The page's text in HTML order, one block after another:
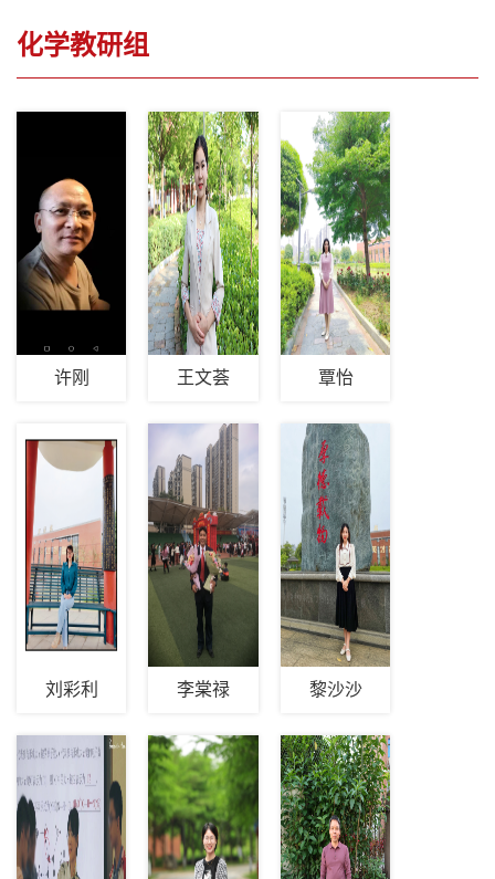
化学教研组
您当前位置：首页>教师发展 名师风采>
许刚 王文荟 覃怡
刘彩利 李棠禄 黎沙沙